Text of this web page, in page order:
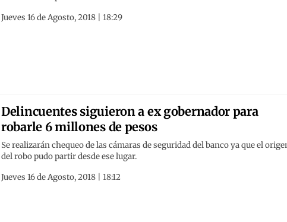
Jueves 16 de Agosto, 2018 | 18:29
Delincuentes siguieron a ex gobernador para
robarle 6 millones de pesos
Se realizarán chequeo de las cámaras de seguridad del banco ya que el
del robo pudo partir desde ese lugar.
Jueves 16 de Agosto, 2018 | 18:12